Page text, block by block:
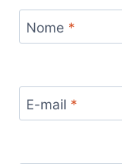
Nome *
E-mail *